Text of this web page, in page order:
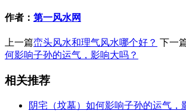
作者： 第一风水网
上一篇峦头风水和理气风水哪个好？ 下一
何影响子孙的运气，影响大吗？
相关推荐
阴宅（坟墓）如何影响子孙的运气，